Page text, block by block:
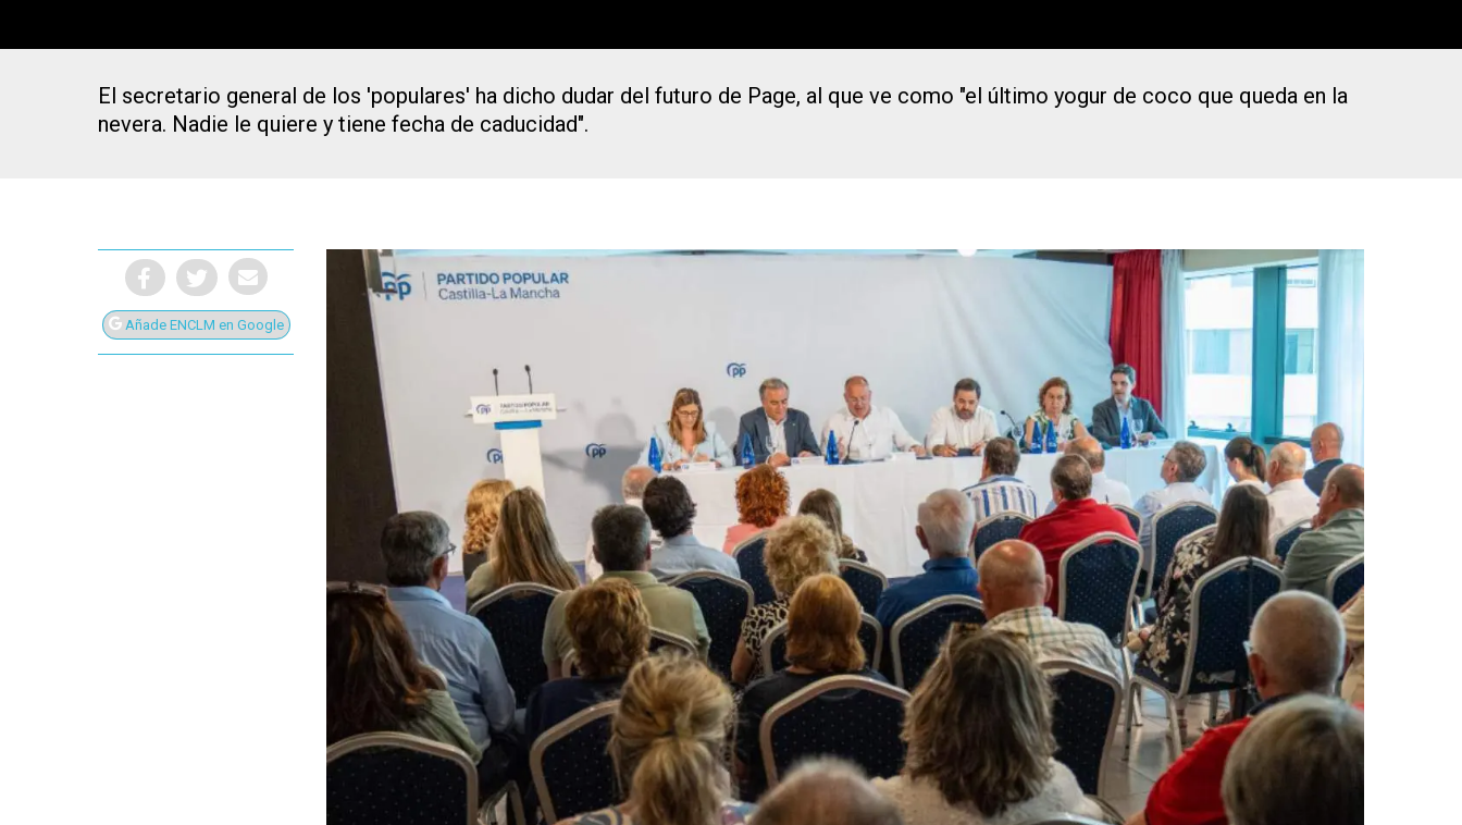
Presiona Intro para buscar o ESC para cerrar
El secretario general de los 'populares' ha dicho dudar del futuro de Page, al que ve como "el último yogur de coco que queda en la
nevera. Nadie le quiere y tiene fecha de caducidad".
Añade ENCLM en Google